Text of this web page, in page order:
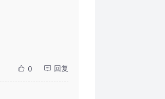
0 回复